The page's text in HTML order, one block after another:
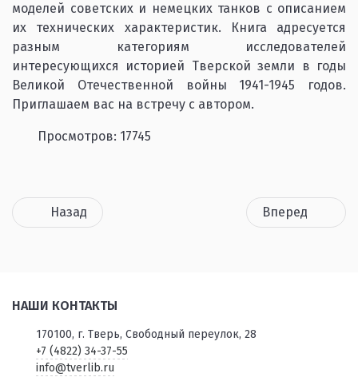
моделей советских и немецких танков с описанием
их технических характеристик. Книга адресуется
разным категориям исследователей
интересующихся историей Тверской земли в годы
Великой Отечественной войны 1941-1945 годов.
Приглашаем вас на встречу с автором.
Просмотров: 17745
Назад Вперед
НАШИ КОНТАКТЫ
170100, г. Тверь, Свободный переулок, 28
+7 (4822) 34-37-55
info@tverlib.ru